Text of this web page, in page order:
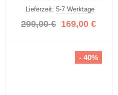
Lieferzeit: 5-7 Werktage
299,00 € 169,00 €
- 40%